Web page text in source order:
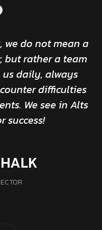
we do not mean a
but rather a team
daily, always
difficulties
We see in Alts
success!